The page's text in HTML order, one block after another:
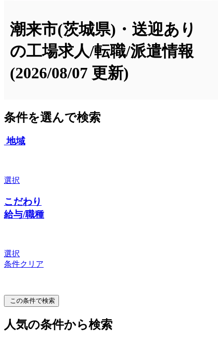
潮来市(茨城県)・送迎あり
の工場求人/転職/派遣情報
(2026/08/07 更新)
条件を選んで検索
地域
選択
こだわり
給与/職種
選択
条件クリア
この条件で検索
人気の条件から検索